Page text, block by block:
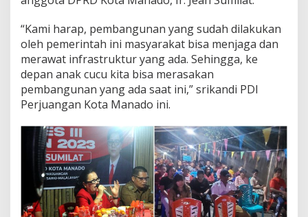
“Kami harap, pembangunan yang sudah dilakukan
oleh pemerintah ini masyarakat bisa menjaga dan
merawat infrastruktur yang ada. Sehingga, ke
depan anak cucu kita bisa merasakan
pembangunan yang ada saat ini,” srikandi PDI
Perjuangan Kota Manado ini.